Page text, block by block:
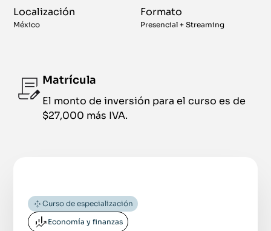
Localización
México
Formato
Presencial + Streaming
Matrícula
El monto de inversión para el curso es de
$27,000 más IVA.
Curso de especialización
Economía y finanzas